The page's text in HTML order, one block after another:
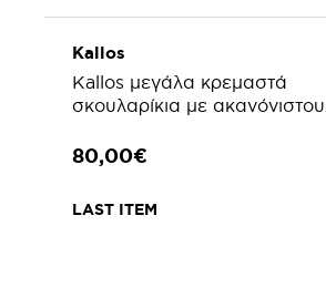
Kallos
Kallos μεγάλα κρεμαστά
σκουλαρίκια με ακανόνιστους
80,00€
LAST ITEM